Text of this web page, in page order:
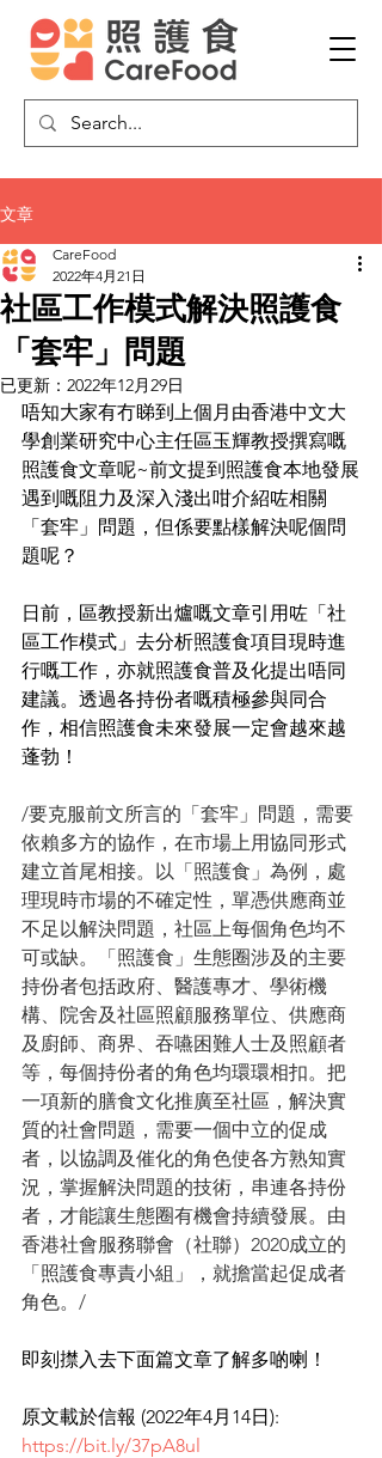
文章
社區工作模式解決照護食
「套牢」問題
CareFood
2022年4月21日
已更新： 2022年12月29日
唔知大家有冇睇到上個月由香港中文大
學創業研究中心主任區玉輝教授撰寫嘅
照護食文章呢~前文提到照護食本地發展
遇到嘅阻力及深入淺出咁介紹咗相關
「套牢」問題，但係要點樣解決呢個問
題呢？
日前，區教授新出爐嘅文章引用咗「社
區工作模式」去分析照護食項目現時進
行嘅工作，亦就照護食普及化提出唔同
建議。透過各持份者嘅積極參與同合
作，相信照護食未來發展一定會越來越
蓬勃！
/要克服前文所言的「套牢」問題，需要
依賴多方的協作，在市場上用協同形式
建立首尾相接。以「照護食」為例，處
理現時市場的不確定性，單憑供應商並
不足以解決問題，社區上每個角色均不
可或缺。「照護食」生態圈涉及的主要
持份者包括政府、醫護專才、學術機
構、院舍及社區照顧服務單位、供應商
及廚師、商界、吞嚥困難人士及照顧者
等，每個持份者的角色均環環相扣。把
一項新的膳食文化推廣至社區，解決實
質的社會問題，需要一個中立的促成
者，以協調及催化的角色使各方熟知實
況，掌握解決問題的技術，串連各持份
者，才能讓生態圈有機會持續發展。由
香港社會服務聯會（社聯）2020成立的
「照護食專責小組」，就擔當起促成者
角色。/
即刻㩒入去下面篇文章了解多啲喇！
原文載於信報 (2022年4月14日):
https://bit.ly/37pA8ul